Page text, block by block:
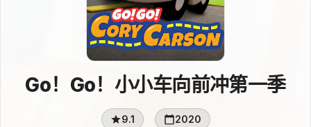
Go！Go！小小车向前冲第一季
9.1 2020